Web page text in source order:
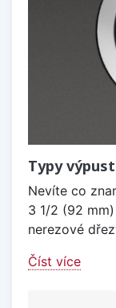
Typy
Nevíte co
3 1/2 (92
nerezové
Číst více